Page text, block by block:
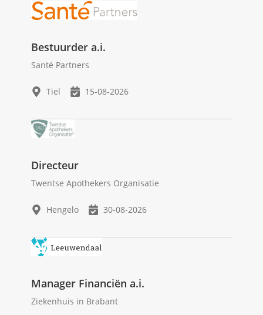
Bestuurder a.i.
Santé Partners
Tiel 15-08-2026
Directeur
Twentse Apothekers Organisatie
Hengelo 30-08-2026
Manager Financiën a.i.
Ziekenhuis in Brabant